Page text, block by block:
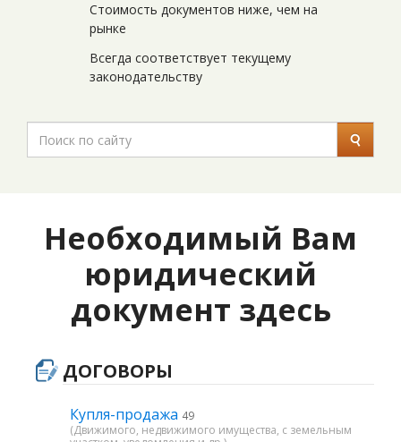
Стоимость документов ниже, чем на
рынке
Всегда соответствует текущему
законодательству
Необходимый Вам
юридический
документ здесь
ДОГОВОРЫ
Купля-продажа 49
(Движимого, недвижимого имущества, с земельным